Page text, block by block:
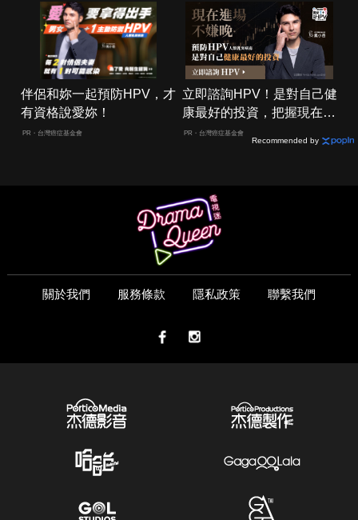
伴侶和妳一起預防HPV，才
有資格說愛妳！
PR・台灣癌症基金會
立即諮詢HPV！是對自己健
康最好的投資，把握現在不
嫌晚！
PR・台灣癌症基金會
Recommended by
關於我們 服務條款 隱私政策 聯繫我們